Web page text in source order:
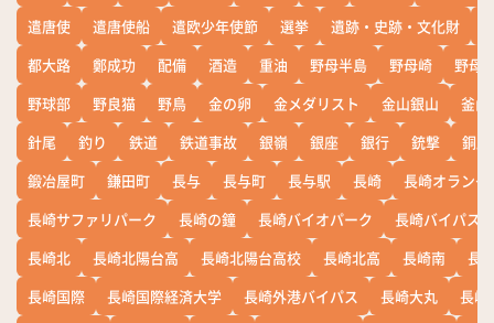
遣唐使
遣唐使船 遣欧少年使節 選挙 遺跡・史跡・文化財
都大路
鄭成功 配備 酒造 重油 野母半島 野母崎
野母
野球部
野良猫 野鳥 金の卵 金メダリスト 金山銀山
釜山
針尾
釣り 鉄道 鉄道事故 銀嶺 銀座 銀行 銃撃
銅座
鍛冶屋町
鎌田町 長与 長与町 長与駅 長崎
長崎オランダ
長崎サファリパーク
長崎の鐘 長崎バイオパーク
長崎バイパス
長崎北
長崎北陽台高 長崎北陽台高校 長崎北高 長崎南
長
長崎国際
長崎国際経済大学 長崎外港バイパス 長崎大丸
長崎